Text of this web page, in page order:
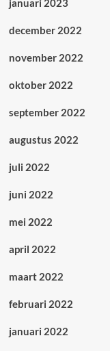
januari 2023
december 2022
november 2022
oktober 2022
september 2022
augustus 2022
juli 2022
juni 2022
mei 2022
april 2022
maart 2022
februari 2022
januari 2022